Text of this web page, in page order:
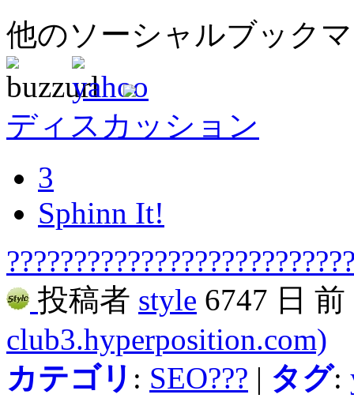
他のソーシャルブック
ディスカッション
3
Sphinn It!
投稿者 style 6747 日 前
club3.hyperposition.com)
カテゴリ : SEO??? | タグ: